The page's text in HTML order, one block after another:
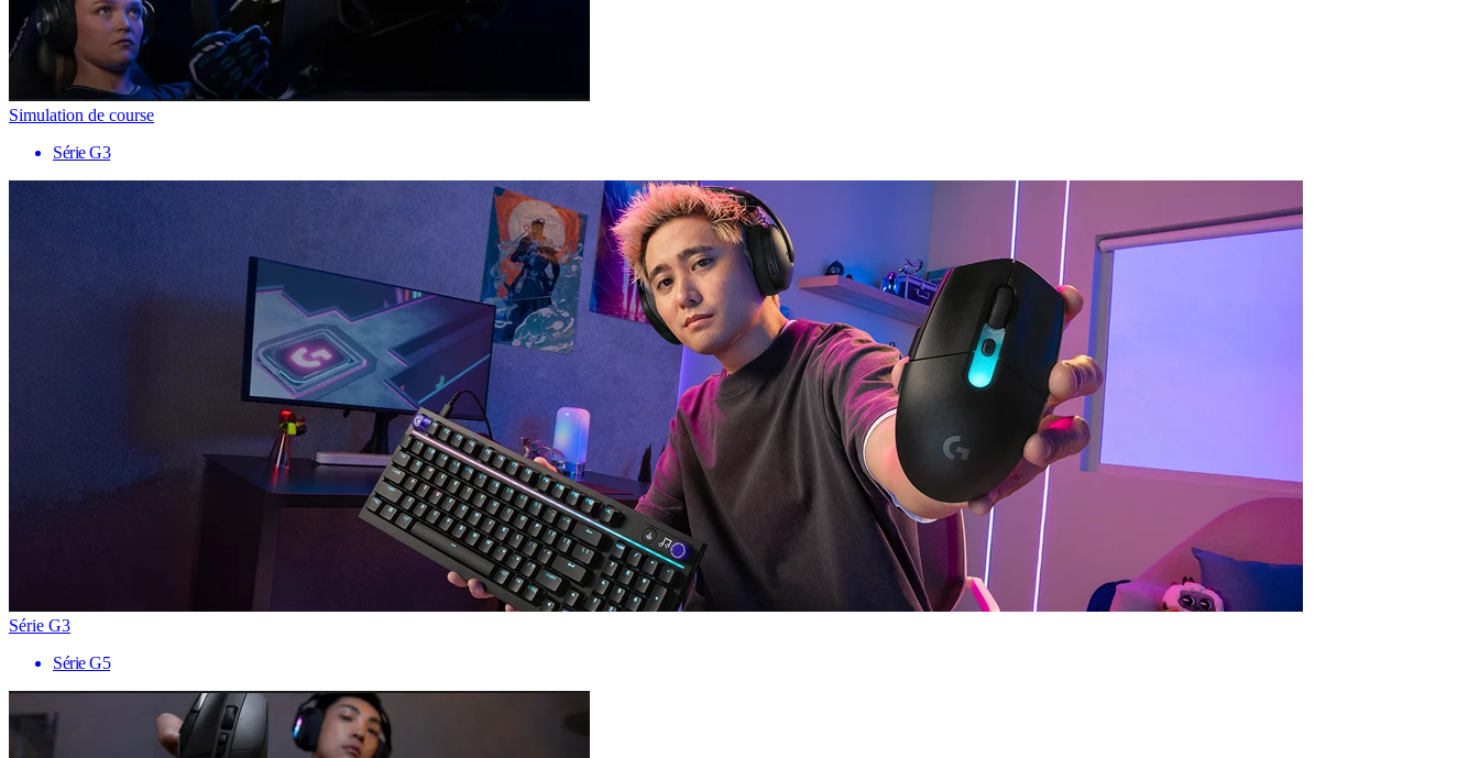
Simulation de course
Série G3
Série G3
Série G5